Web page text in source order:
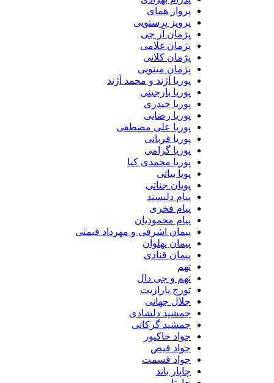
پرواز همای
پرویز پرستویی
پژمان آر جی
پژمان غلامی
پژمان کلانی
پژمان مینویی
پوریا آژند و محمد آژند
پوریا بارجینی
پوریا حیدری
پوریا رضایی
پوریا علی مصطفی
پوریا قربانی
پوریا گرامی
پوریا محمدی کیا
پویا بیاتی
پویان جناتی
پیام دلپسند
پیام فخری
پیام محمودیان
پیمان اشرفی و مهرداد قیمنی
پیمان پهلوان
پیمان قنادی
تهم
تهم و جی دال
تورج پارازیت
جلال جهانی
جمشید دلشادی
جمشید گرکانی
جواد خاکپور
جواد فیض
جواد قسمت
چاپار باند